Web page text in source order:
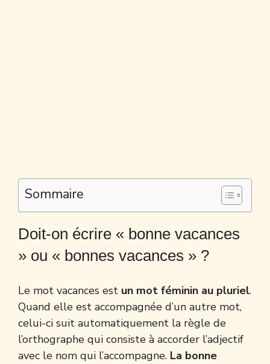
Sommaire
Doit-on écrire « bonne vacances
» ou « bonnes vacances » ?
Le mot vacances est un mot féminin au pluriel.
Quand elle est accompagnée d’un autre mot,
celui-ci suit automatiquement la règle de
l’orthographe qui consiste à accorder l’adjectif
avec le nom qui l’accompagne. La bonne